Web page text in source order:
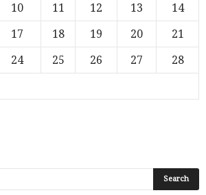
10 11 12 13
14
17 18 19 20
21
24 25 26 27
28